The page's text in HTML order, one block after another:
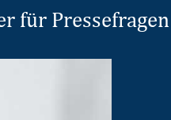
für Pressefragen